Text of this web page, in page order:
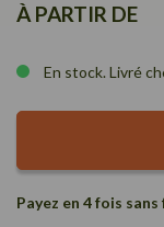
À PARTIR DE
En stock. Livré
Payez en 4 fois